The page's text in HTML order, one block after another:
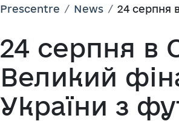
Prescentre News 24 серпня
24 серпня в
Великий
України з